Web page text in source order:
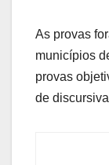
As provas
municípios
provas
de